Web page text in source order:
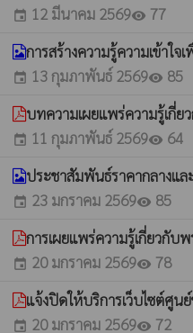
event 12 มีนาคม 2569visibility 77
การสร้างความรู้ความเข้าใ
event 13 กุมภาพันธ์ 2569visibility 85
บทความเผยแพร่ความรู้เกี่
event 11 กุมภาพันธ์ 2569visibility 64
ประชาสัมพันธ์ราคากลางแ
event 23 มกราคม 2569visibility 85
การเผยแพร่ความรู้เกี่ยวกั
event 20 มกราคม 2569visibility 78
แจ้งปิดให้บริการเว็บไซต์ศูน
event 20 มกราคม 2569visibility 72